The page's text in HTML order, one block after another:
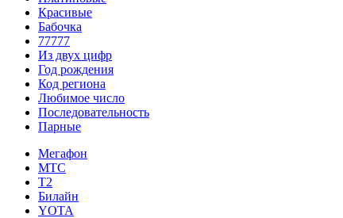
Красивые
Бабочка
77777
Из двух цифр
Год рождения
Код региона
Любимое число
Последовательность
Парные
Мегафон
МТС
Т2
Билайн
YOTA